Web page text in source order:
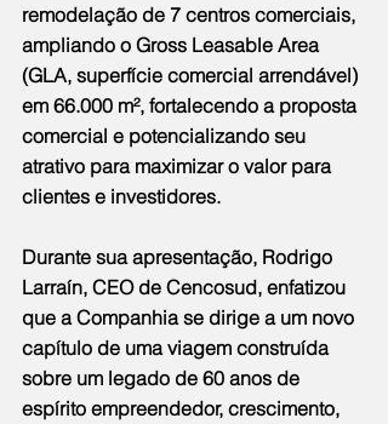
remodelação de 7 centros comerciais,
ampliando o Gross Leasable Area
(GLA, superfície comercial arrendável)
em 66.000 m², fortalecendo a proposta
comercial e potencializando seu
atrativo para maximizar o valor para
clientes e investidores.
Durante sua apresentação, Rodrigo
Larraín, CEO de Cencosud, enfatizou
que a Companhia se dirige a um novo
capítulo de uma viagem construída
sobre um legado de 60 anos de
espírito empreendedor, crescimento,